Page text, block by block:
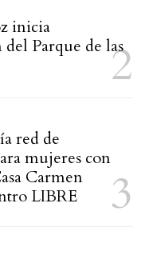
inicia
Parque de las
red de
mujeres con
Carmen
LIBRE